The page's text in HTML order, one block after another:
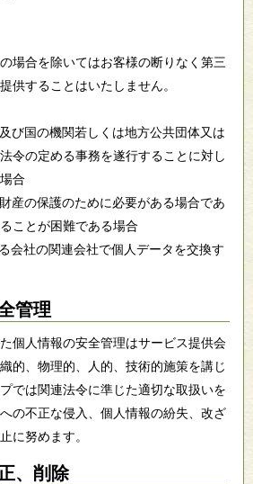
場合を除いてはお客様の断りなく第三
供することはいたしません。
び国の機関若しくは地方公共団体又は
令の定める事務を遂行することに対し
合
産の保護のために必要がある場合であ
ことが困難である場合
会社の関連会社で個人データを交換す
管理
個人情報の安全管理はサービス提供会
的、物理的、人的、技術的施策を講じ
では関連法令に準じた適切な取扱いを
の不正な侵入、個人情報の紛失、改ざ
に努めます。
、削除